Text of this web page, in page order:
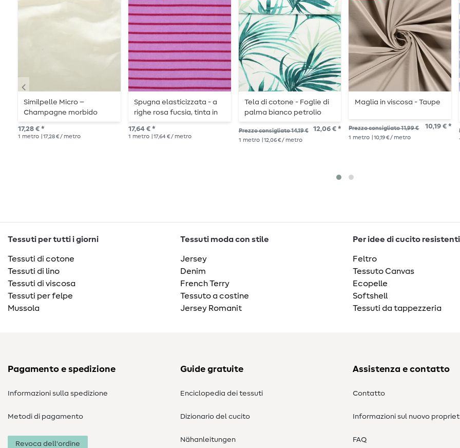
Similpelle Micro –
Champagne morbido
17,28 € *
1 metro | 17,28 € / metro
Spugna elasticizzata - a
righe rosa fucsia, tinta in
filo
17,64 € *
1 metro | 17,64 € / metro
Tela di cotone - Foglie di
palma bianco petrolio
Prezzo consigliato 14,19 € 12,06 € *
1 metro | 12,06 € / metro
Maglia in viscosa - Taupe
Prezzo consigliato 11,99 € 10,19 € *
1 metro | 10,19 € / metro
Tessuti per tutti i giorni
Tessuti di cotone
Tessuti di lino
Tessuti di viscosa
Tessuti per felpe
Mussola
Tessuti moda con stile
Jersey
Denim
French Terry
Tessuto a costine
Jersey Romanit
Per idee di cucito resistenti
Feltro
Tessuto Canvas
Ecopelle
Softshell
Tessuti da tappezzeria
Pagamento e spedizione
Informazioni sulla spedizione
Metodi di pagamento
Revoca dell'ordine
Guide gratuite
Enciclopedia dei tessuti
Dizionario del cucito
Nähanleitungen
Assistenza e contatto
Contatto
Informazioni sul nuovo
FAQ